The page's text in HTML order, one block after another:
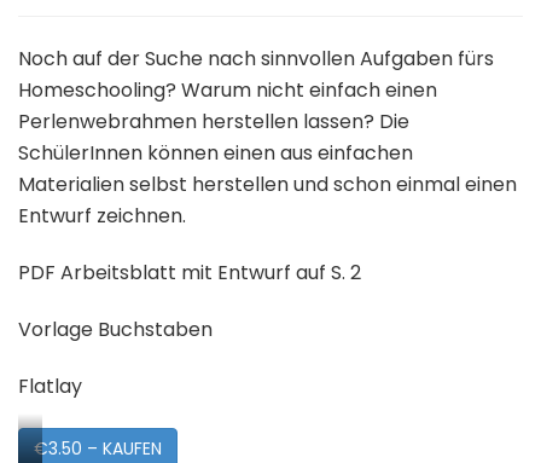
Noch auf der Suche nach sinnvollen Aufgaben fürs
Homeschooling? Warum nicht einfach einen
Perlenwebrahmen herstellen lassen? Die
SchülerInnen können einen aus einfachen
Materialien selbst herstellen und schon einmal einen
Entwurf zeichnen.
PDF Arbeitsblatt mit Entwurf auf S. 2
Vorlage Buchstaben
Flatlay
€3.50 – KAUFEN